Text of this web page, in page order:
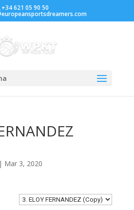
+34 621 05 90 50
| Mar 3, 2020